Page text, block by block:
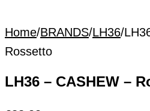
Home/BRANDS/LH36/
Rossetto
LH36 – CASHEW –